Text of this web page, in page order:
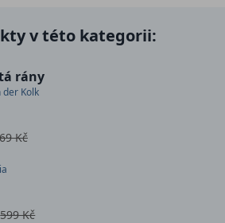
v této kategorii:
rány
der Kolk
Kč
599 Kč